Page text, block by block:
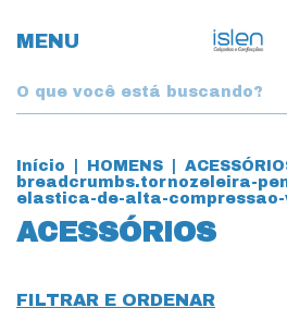
MENU
Início HOMENS
breadcrumbs.tornozeleira-
elastica-de-alta-compressao-
ACESSÓRIOS
FILTRAR E ORDENAR